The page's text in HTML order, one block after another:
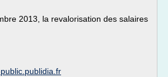
2013, la revalorisation des salaires